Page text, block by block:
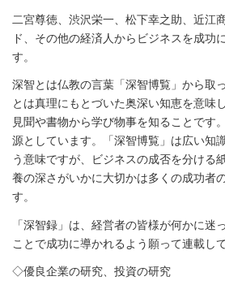
二宮尊徳、渋沢栄一、松下幸之助、近江
ド、その他の経済人からビジネスを成功
す。
深智とは仏教の言葉「深智博覧」から取
とは真理にもとづいた奥深い知恵を意味
見聞や書物から学び物事を知ることです
源としています。「深智博覧」は広い知
う意味ですが、ビジネスの成否を分ける
養の深さがいかに大切かは多くの成功者
す。
「深智録」は、経営者の皆様が何かに迷
ことで成功に導かれるよう願って連載して
◇優良企業の研究、投資の研究